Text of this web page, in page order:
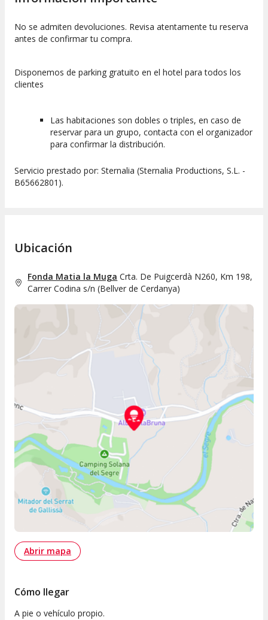
No se admiten devoluciones. Revisa atentamente tu reserva
antes de confirmar tu compra.
Disponemos de parking gratuito en el hotel para todos los
clientes
Las habitaciones son dobles o triples, en caso de
reservar para un grupo, contacta con el organizador
para confirmar la distribución.
Servicio prestado por: Sternalia (Sternalia Productions, S.L. -
B65662801).
Ubicación
Fonda Matia la Muga Crta. De Puigcerdà N260, Km 198,
Carrer Codina s/n (Bellver de Cerdanya)
Abrir mapa
Cómo llegar
A pie o vehículo propio.